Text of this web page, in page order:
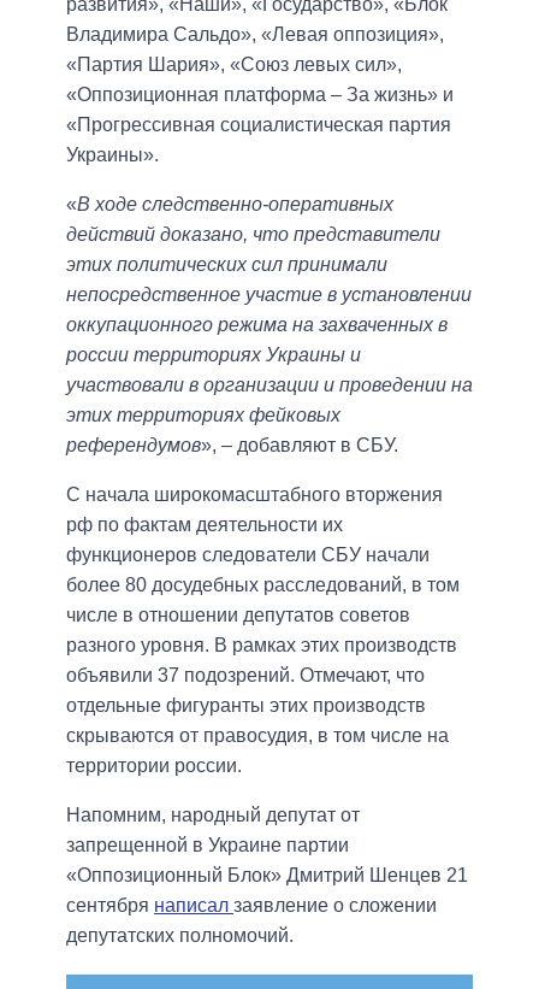
Владимира Сальдо», «Левая оппозиция»,
«Партия Шария», «Союз левых сил»,
«Оппозиционная платформа – За жизнь» и
«Прогрессивная социалистическая партия
Украины».
«В ходе следственно-оперативных
действий доказано, что представители
этих политических сил принимали
непосредственное участие в установлении
оккупационного режима на захваченных в
россии территориях Украины и
участвовали в организации и проведении на
этих территориях фейковых
референдумов», – добавляют в СБУ.
С начала широкомасштабного вторжения
рф по фактам деятельности их
функционеров следователи СБУ начали
более 80 досудебных расследований, в том
числе в отношении депутатов советов
разного уровня. В рамках этих производств
объявили 37 подозрений. Отмечают, что
отдельные фигуранты этих производств
скрываются от правосудия, в том числе на
территории россии.
Напомним, народный депутат от
запрещенной в Украине партии
«Оппозиционный Блок» Дмитрий Шенцев 21
сентября написал заявление о сложении
депутатских полномочий.